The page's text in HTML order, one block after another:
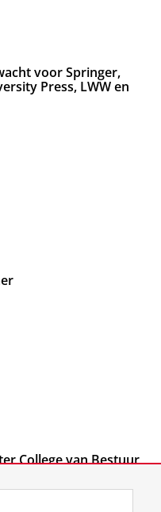
voor Springer,
Press, LWW en
College van Bestuur